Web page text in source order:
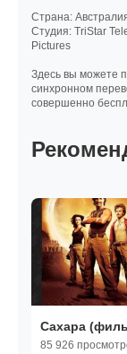
Cтрана:
Cтудия: TriStar
Pictures
Здесь вы можете
синхронном
совершенно
Сахара
85 926